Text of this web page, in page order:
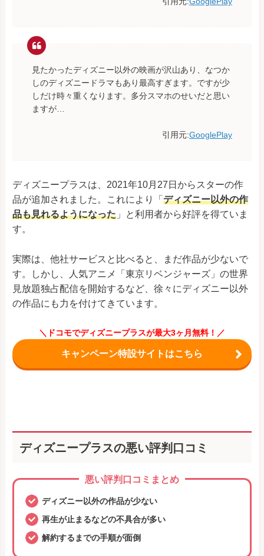
見たかったディズニー以外の映画が沢山あり、なつか
しのディズニードラマもあり最高すぎます。ですが少
しだけ時々重くなります。多分スマホのせいだと思い
ますが…
引用元:GooglePlay
ディズニープラスは、2021年10月27日からスターの作
品が追加されました。これにより「 ディズニー以外の作
品も見れるようになった 」と利用者から好評を得ていま
す。
実際は、他社サービスと比べると、まだ作品が少ないで
す。しかし、人気アニメ「東京リベンジャーズ」の世界
見放題独占配信を開始するなど、徐々にディズニー以外
の作品にも力を付けてきています。
＼ドコモでディズニープラスが最大3ヶ月無料！／
キャンペーン特設サイトはこちら
ディズニープラスの悪い評判口コミ
悪い評判口コミまとめ
ディズニー以外の作品が少ない
再生が止まるなどの不具合が多い
解約するまでの手順が面倒